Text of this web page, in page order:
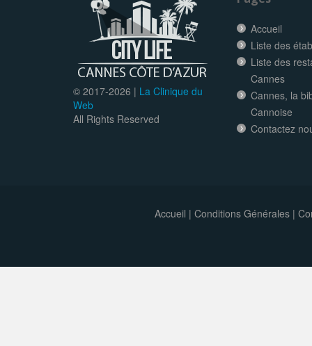
© 2017-2026 | La Clinique du
Web
All Rights Reserved
Accueil
Liste des
Liste des
Cannes
Cannes, la
Cannoise
Contactez
Accueil | Conditions Générales|